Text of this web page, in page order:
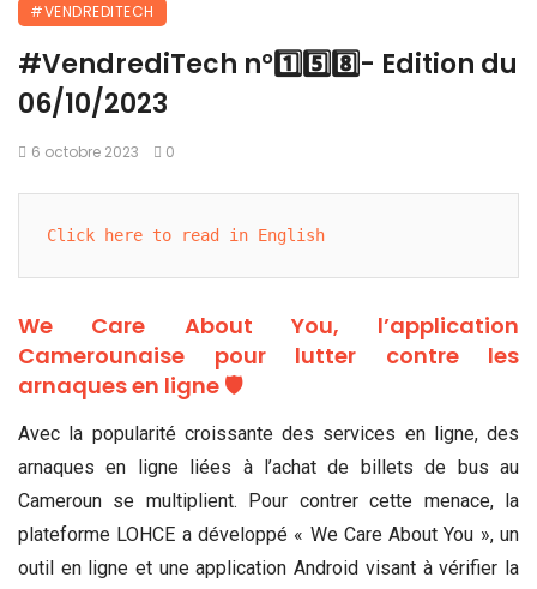
#VENDREDITECH
#VendrediTech n°1️⃣5️⃣8️⃣- Edition du
06/10/2023
6 octobre 2023 0
Click here to read in English
We Care About You, l’application
Camerounaise pour lutter contre les
arnaques en ligne 🛡️
Avec la popularité croissante des services en ligne, des
arnaques en ligne liées à l’achat de billets de bus au
Cameroun se multiplient. Pour contrer cette menace, la
plateforme LOHCE a développé « We Care About You », un
outil en ligne et une application Android visant à vérifier la